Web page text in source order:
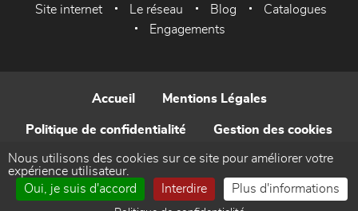
Site internet Le réseau Blog
Catalogues
Engagements
Accueil Mentions Légales
Politique de confidentialité Gestion des cookies
Contact
Nous utilisons des cookies sur ce site pour améliorer votre
expérience utilisateur.
Oui, je suis d'accord
Interdire Plus d'informations